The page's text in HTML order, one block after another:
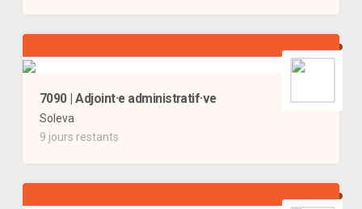
7090 | Adjoint·e administratif·ve
Soleva
9 jours restants